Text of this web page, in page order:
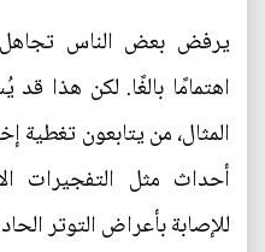
يرفض بعض الناس تجاهل
اهتمامًا بالغًا. لكن هذا
المثال، من يتابعون تغطية
أحداث مثل التفجيرات
للإصابة بأعراض التوتر